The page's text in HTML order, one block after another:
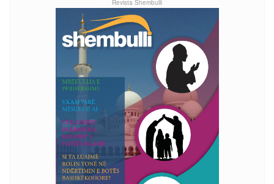
Revista Shembulli